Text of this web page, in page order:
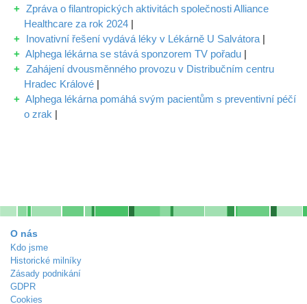
Zpráva o filantropických aktivitách společnosti Alliance
Healthcare za rok 2024 |
Inovativní řešení vydává léky v Lékárně U Salvátora |
Alphega lékárna se stává sponzorem TV pořadu |
Zahájení dvousměnného provozu v Distribučním centru
Hradec Králové |
Alphega lékárna pomáhá svým pacientům s preventivní péčí
o zrak |
O nás
Kdo jsme
Historické milníky
Zásady podnikání
GDPR
Cookies